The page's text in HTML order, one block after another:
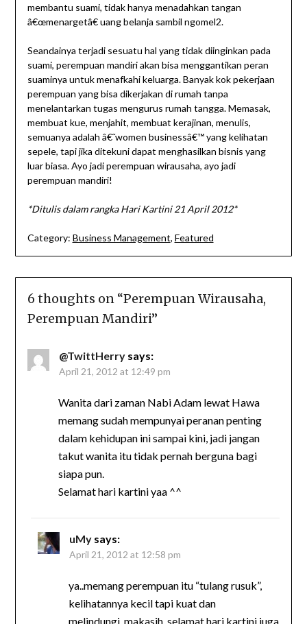
membantu suami, tidak hanya menadahkan tangan
â€œmenargetâ€ uang belanja sambil ngomel2.
Seandainya terjadi sesuatu hal yang tidak diinginkan pada
suami, perempuan mandiri akan bisa menggantikan peran
suaminya untuk menafkahi keluarga. Banyak kok pekerjaan
perempuan yang bisa dikerjakan di rumah tanpa
menelantarkan tugas mengurus rumah tangga. Memasak,
membuat kue, menjahit, membuat kerajinan, menulis,
semuanya adalah â€˜women businessâ€™ yang kelihatan
sepele, tapi jika ditekuni dapat menghasilkan bisnis yang
luar biasa. Ayo jadi perempuan wirausaha, ayo jadi
perempuan mandiri!
*Ditulis dalam rangka Hari Kartini 21 April 2012*
Category: Business Management, Featured
6 thoughts on “Perempuan Wirausaha,
Perempuan Mandiri”
@TwittHerry says:
April 21, 2012 at 12:49 pm
Wanita dari zaman Nabi Adam lewat Hawa
memang sudah mempunyai peranan penting
dalam kehidupan ini sampai kini, jadi jangan
takut wanita itu tidak pernah berguna bagi
siapa pun.
Selamat hari kartini yaa ^^
uMy says:
April 21, 2012 at 12:58 pm
ya..memang perempuan itu “tulang rusuk”,
kelihatannya kecil tapi kuat dan
melindungi..makasih, selamat hari kartini juga